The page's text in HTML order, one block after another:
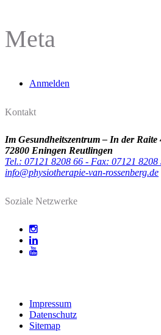
Meta
Anmelden
Kontakt
Im Gesundheitszentrum – In der Raite
72800 Eningen Reutlingen
Tel.: 07121 8208 66 - Fax: 07121 8208
info@physiotherapie-van-rossenberg.de
Soziale Netzwerke
Impressum
Datenschutz
Sitemap